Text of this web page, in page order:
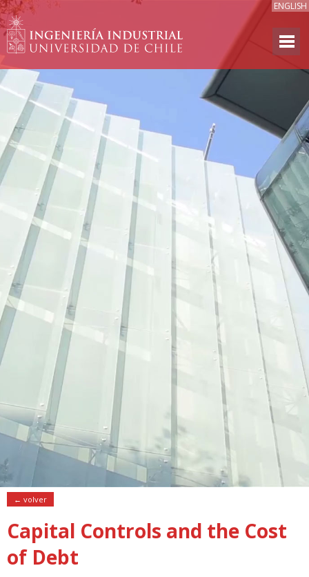
ENGLISH
← volver
Capital Controls and the Cost
of Debt